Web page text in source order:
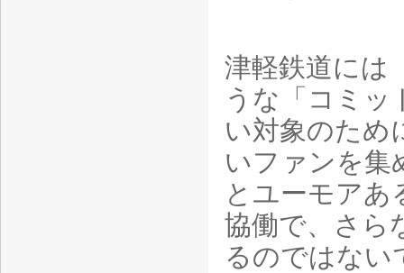
津軽鉄道には
うな「コミッ
い対象のため
いファンを集
とユーモアあ
協働で、さら
るのではない